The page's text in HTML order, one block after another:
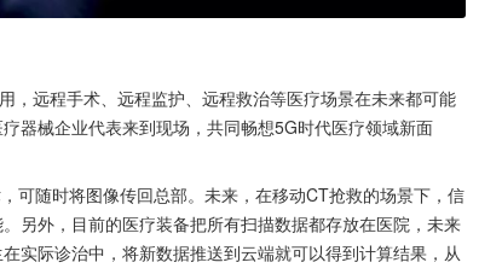
，远程手术、远程监护、远程救治等医疗场景在未来都可能
器械企业代表来到现场，共同畅想5G时代医疗领域新面
可随时将图像传回总部。未来，在移动CT抢救的场景下，信
另外，目前的医疗装备把所有扫描数据都存放在医院，未来
实际诊治中，将新数据推送到云端就可以得到计算结果，从